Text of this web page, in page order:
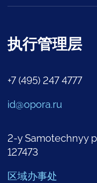
执行管理层
+7 (495) 247 4777
id@opora.ru
2-y Samotechnyy
127473
区域办事处